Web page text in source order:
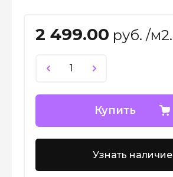
2 499.00 руб. /м2.
Купить
Узнать наличие